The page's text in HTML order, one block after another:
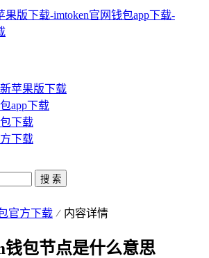
苹果版下载
app下载
下载
下载
搜 索
官方下载 内容详情
包节点是什么意思